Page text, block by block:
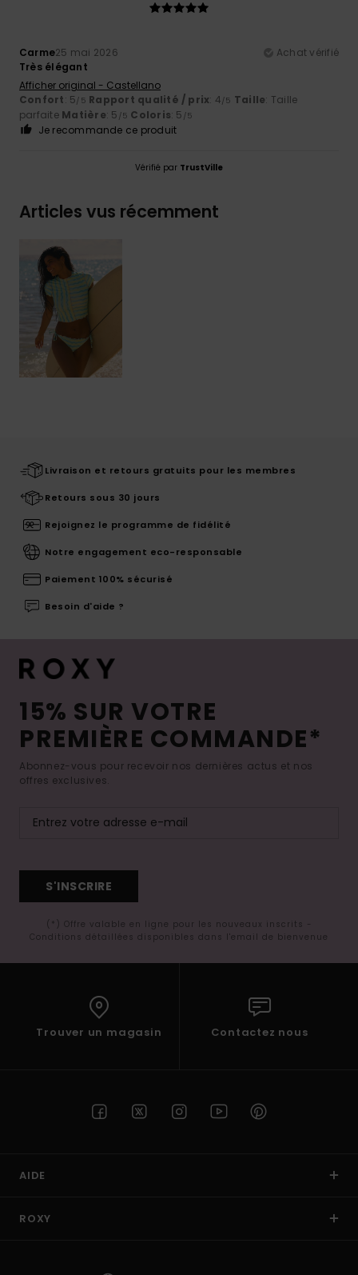
Carme25 mai 2026
Achat vérifié
Très élégant
Afficher original - Castellano
Confort: 5/5 Rapport qualité / prix: 4/5 Taille: Taille
parfaite Matière: 5 /5 Coloris: 5 /5
Je recommande ce produit
Vérifié par TrustVille
Articles vus récemment
Livraison et retours gratuits pour les membres
Retours sous 30 jours
Rejoignez le programme de fidélité
Notre engagement eco-responsable
Paiement 100% sécurisé
Besoin d'aide ?
15% SUR VOTRE
PREMIÈRE COMMANDE*
Abonnez-vous pour recevoir nos dernières actus et nos
offres exclusives.
S'INSCRIRE
(*) Offre valable en ligne pour les nouveaux inscrits -
Conditions détaillées disponibles dans l'email de bienvenue
Trouver un magasin Contactez nous
AIDE
ROXY